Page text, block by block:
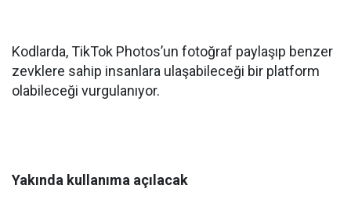
Kodlarda, TikTok Photos’un fotoğraf paylaşıp benzer
zevklere sahip insanlara ulaşabileceği bir platform
olabileceği vurgulanıyor.
Yakında kullanıma açılacak